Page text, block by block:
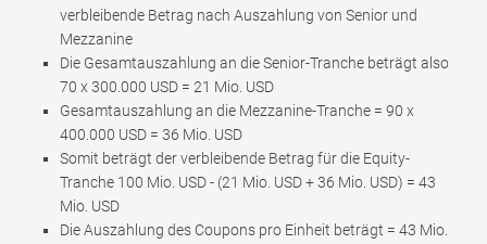
verbleibende Betrag nach Auszahlung von Senior und
Mezzanine
Die Gesamtauszahlung an die Senior-Tranche beträgt also
70 x 300.000 USD = 21 Mio. USD
Gesamtauszahlung an die Mezzanine-Tranche = 90 x
400.000 USD = 36 Mio. USD
Somit beträgt der verbleibende Betrag für die Equity-
Tranche 100 Mio. USD - (21 Mio. USD + 36 Mio. USD) = 43
Mio. USD
Die Auszahlung des Coupons pro Einheit beträgt = 43 Mio.